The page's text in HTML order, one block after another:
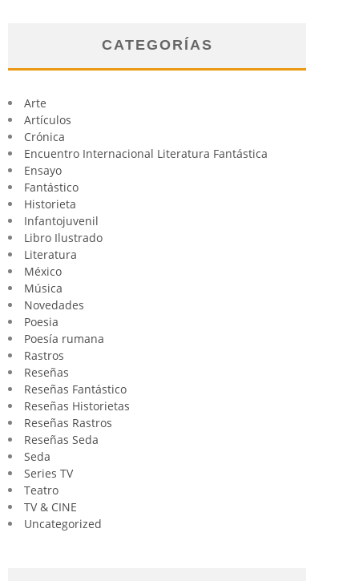
CATEGORÍAS
Arte
Artículos
Crónica
Encuentro Internacional Literatura Fantástica
Ensayo
Fantástico
Historieta
Infantojuvenil
Libro Ilustrado
Literatura
México
Música
Novedades
Poesia
Poesía rumana
Rastros
Reseñas
Reseñas Fantástico
Reseñas Historietas
Reseñas Rastros
Reseñas Seda
Seda
Series TV
Teatro
TV & CINE
Uncategorized